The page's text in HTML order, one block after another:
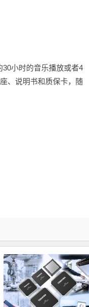
小时的音乐播放或者4
、说明书和质保卡，随